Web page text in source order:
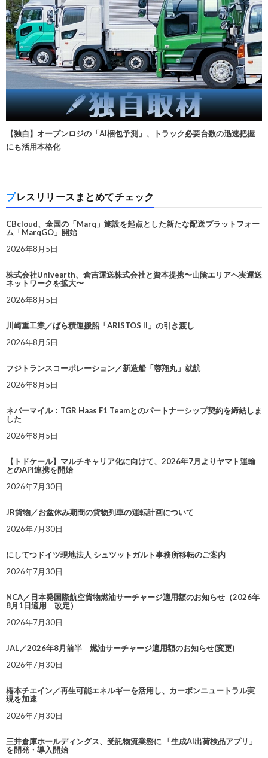
【独自】オープンロジの「AI梱包予測」、トラック必要台数の迅速把握
にも活用本格化
プレスリリースまとめてチェック
CBcloud、全国の「Marq」施設を起点とした新たな配送プラットフォー
ム「MarqGO」開始
2026年8月5日
株式会社Univearth、倉吉運送株式会社と資本提携〜山陰エリアへ実運送
ネットワークを拡大〜
2026年8月5日
川崎重工業／ばら積運搬船「ARISTOS II」の引き渡し
2026年8月5日
フジトランスコーポレーション／新造船「蓉翔丸」就航
2026年8月5日
ネバーマイル：TGR Haas F1 Teamとのパートナーシップ契約を締結しま
した
2026年8月5日
【トドケール】マルチキャリア化に向けて、2026年7月よりヤマト運輸
とのAPI連携を開始
2026年7月30日
JR貨物／お盆休み期間の貨物列車の運転計画について
2026年7月30日
にしてつドイツ現地法人 シュツットガルト事務所移転のご案内
2026年7月30日
NCA／日本発国際航空貨物燃油サーチャージ適用額のお知らせ（2026年
8月1日適用 改定）
2026年7月30日
JAL／2026年8月前半 燃油サーチャージ適用額のお知らせ(変更)
2026年7月30日
椿本チエイン／再生可能エネルギーを活用し、カーボンニュートラル実
現を加速
2026年7月30日
三井倉庫ホールディングス、受託物流業務に 「生成AI出荷検品アプリ」
を開発・導入開始